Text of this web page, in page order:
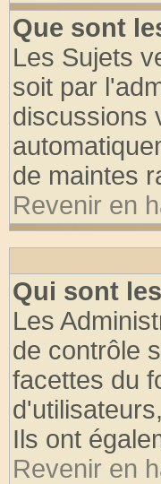
Que sont
Les Sujets
soit par
discussions
de maintes
Revenir en
Qui sont
Les
de contrôle
facettes du
Ils ont
Revenir en